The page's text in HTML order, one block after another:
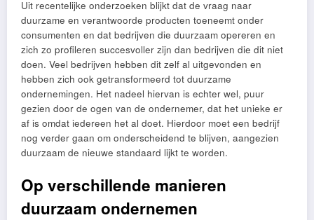
Uit recentelijke onderzoeken blijkt dat de vraag naar
duurzame en verantwoorde producten toeneemt onder
consumenten en dat bedrijven die duurzaam opereren en
zich zo profileren succesvoller zijn dan bedrijven die dit niet
doen. Veel bedrijven hebben dit zelf al uitgevonden en
hebben zich ook getransformeerd tot duurzame
ondernemingen. Het nadeel hiervan is echter wel, puur
gezien door de ogen van de ondernemer, dat het unieke er
af is omdat iedereen het al doet. Hierdoor moet een bedrijf
nog verder gaan om onderscheidend te blijven, aangezien
duurzaam de nieuwe standaard lijkt te worden.
Op verschillende manieren
duurzaam ondernemen